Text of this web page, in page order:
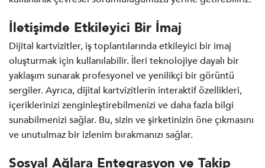
İletişimde Etkileyici Bir İmaj
Dijital kartvizitler, iş toplantılarında etkileyici bir imaj
oluşturmak için kullanılabilir. İleri teknolojiye dayalı bir
yaklaşım sunarak profesyonel ve yenilikçi bir görüntü
sergiler. Ayrıca, dijital kartvizitlerin interaktif özellikleri,
içeriklerinizi zenginleştirebilmenizi ve daha fazla bilgi
sunabilmenizi sağlar. Bu, sizin ve şirketinizin öne çıkmasını
ve unutulmaz bir izlenim bırakmanızı sağlar.
Sosyal Ağlara Entegrasyon ve Takip